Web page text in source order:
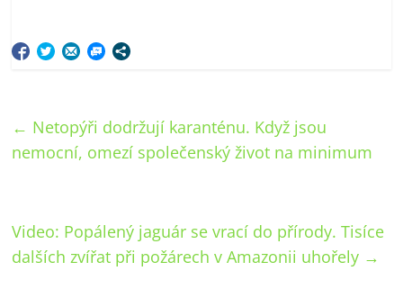
← Netopýři dodržují karanténu. Když jsou
nemocní, omezí společenský život na minimum
Video: Popálený jaguár se vrací do přírody. Tisíce
dalších zvířat při požárech v Amazonii uhořely →